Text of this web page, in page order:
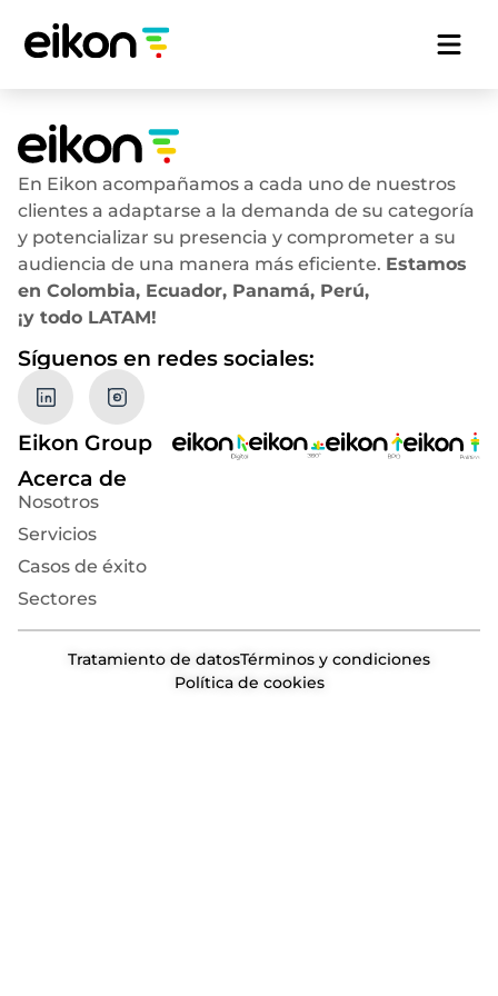
En Eikon acompañamos a cada uno de nuestros
clientes a adaptarse a la demanda de su categoría
y potencializar su presencia y comprometer a su
audiencia de una manera más eficiente. Estamos
en Colombia, Ecuador, Panamá, Perú,
¡y todo LATAM!
Síguenos en redes sociales:
Eikon Group
Acerca de
Nosotros
Servicios
Casos de éxito
Sectores
Tratamiento de datosTérminos y condiciones
Política de cookies